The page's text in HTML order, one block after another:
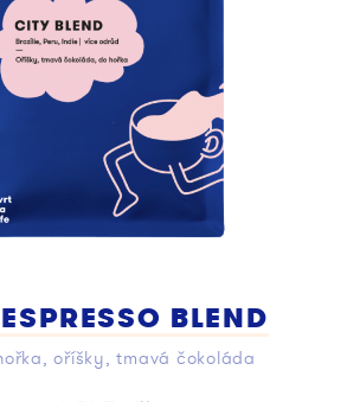
BLEND
oříšky, tmavá čokoláda